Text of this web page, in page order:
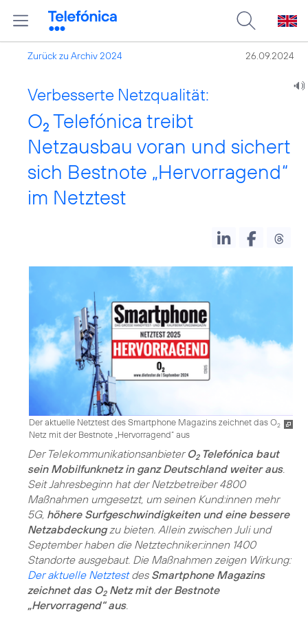
Zurück zu Archiv 2024 26.09.2024
Verbesserte Netzqualität:
O2 Telefónica treibt
Netzausbau voran und sichert
sich Bestnote „Hervorragend“
im Netztest
Der aktuelle Netztest des Smartphone Magazins zeichnet das O2
Netz mit der Bestnote „Hervorragend“ aus
Der Telekommunikationsanbieter O2Telefónica baut
sein Mobilfunknetz in ganz Deutschland weiter aus.
Seit Jahresbeginn hat der Netzbetreiber 4800
Maßnahmen umgesetzt, um seinen Kund:innen mehr
5G, höhere Surfgeschwindigkeiten und eine bessere
Netzabdeckungzu bieten. Allein zwischen Juli und
September haben die Netztechniker:innen 1400
Standorte ausgebaut. Die Maßnahmen zeigen Wirkung:
Der aktuelle Netztestdes Smartphone Magazins
zeichnet das O2Netz mit der Bestnote
„Hervorragend“ aus.